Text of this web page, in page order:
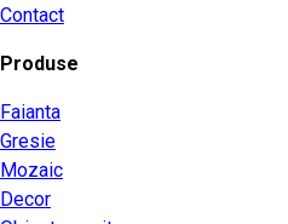
Contact
Produse
Faianta
Gresie
Mozaic
Decor